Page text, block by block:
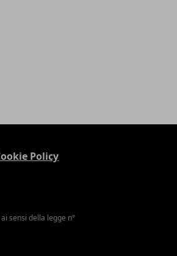
Policy
sensi della legge n°